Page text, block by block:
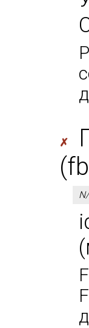
✗